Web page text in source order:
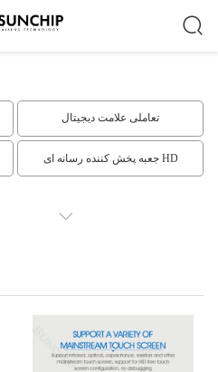
تعاملی علامت دیجیتال
جعبه پخش کننده رسانه ای HD
سیگنال دیجیتال مبتنی بر ابر